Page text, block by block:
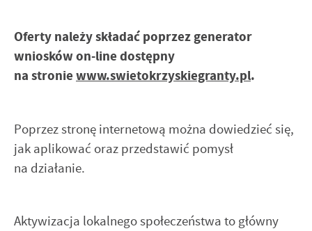
Oferty należy składać poprzez generator
wniosków on-line dostępny
na stronie www.swietokrzyskiegranty.pl.
Poprzez stronę internetową można dowiedzieć się,
jak aplikować oraz przedstawić pomysł
na działanie.
Aktywizacja lokalnego społeczeństwa to główny